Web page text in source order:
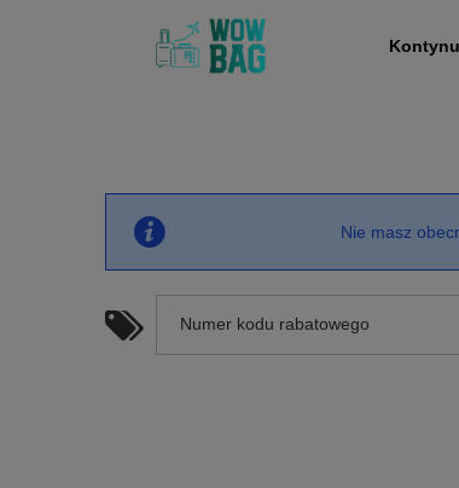
Nie masz
Numer kodu rabatowego